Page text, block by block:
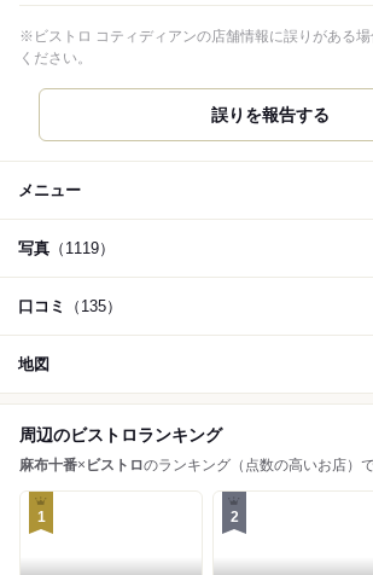
※ビストロ コティディアンの店舗情報に誤りがある
ください。
誤りを報告する
メニュー
写真 （1119）
口コミ （135）
地図
周辺のビストロランキング
麻布十番× ビストロのランキング（点数の高いお店）で
1 2